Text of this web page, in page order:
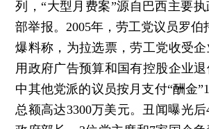
列，“大型月费案”源自巴西主要
部举报。2005年，劳工党议员罗伯
爆料称，为拉选票，劳工党收受
用政府广告预算和国有控股企业
中其他党派的议员按月支付“酬金
总额高达3300万美元。丑闻曝光